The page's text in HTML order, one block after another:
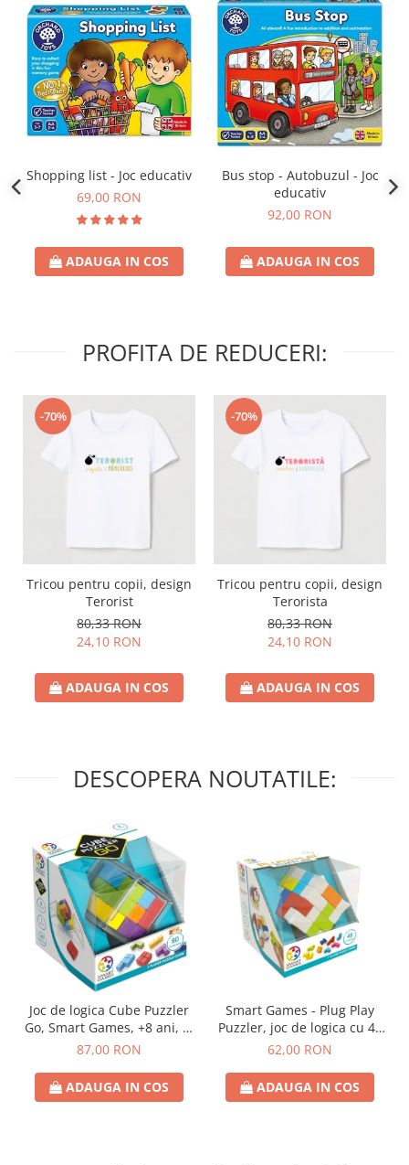
Shopping list - Joc educativ
69,00 RON
ADAUGA IN COS
Bus stop - Autobuzul - Joc
educativ
92,00 RON
ADAUGA IN COS
PROFITA DE REDUCERI:
-70%
Tricou pentru copii, design
Terorist
80,33 RON
24,10 RON
ADAUGA IN COS
-70%
Tricou pentru copii, design
Terorista
80,33 RON
24,10 RON
ADAUGA IN COS
DESCOPERA NOUTATILE:
Joc de logica Cube Puzzler
Go, Smart Games, +8 ani, lb
romana
87,00 RON
ADAUGA IN COS
Smart Games - Plug Play
Puzzler, joc de logica cu 48
de provocari, 6+ ani, lb
62,00 RON
ADAUGA IN COS